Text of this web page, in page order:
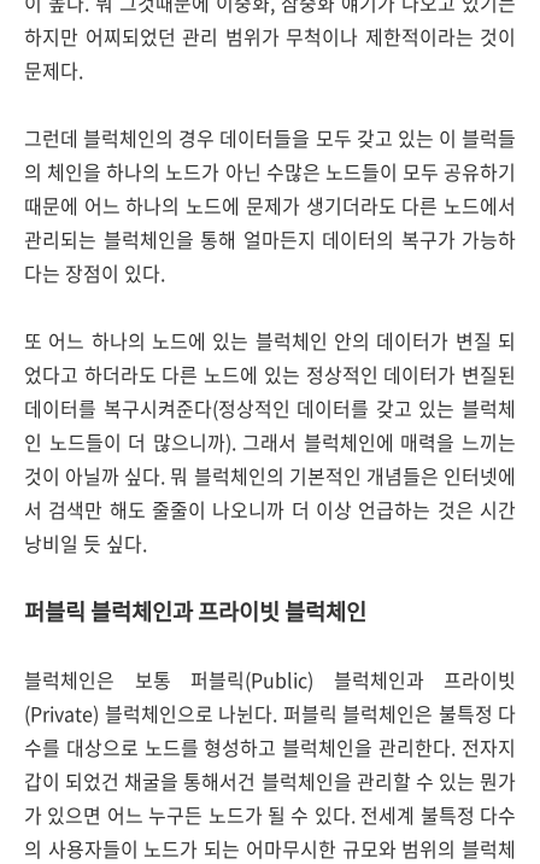
하지만 어찌되었던 관리 범위가 무척이나 제한적이라는 것이
문제다.
그런데 블럭체인의 경우 데이터들을 모두 갖고 있는 이 블럭들
의 체인을 하나의 노드가 아닌 수많은 노드들이 모두 공유하기
때문에 어느 하나의 노드에 문제가 생기더라도 다른 노드에서
관리되는 블럭체인을 통해 얼마든지 데이터의 복구가 가능하
다는 장점이 있다.
또 어느 하나의 노드에 있는 블럭체인 안의 데이터가 변질 되
었다고 하더라도 다른 노드에 있는 정상적인 데이터가 변질된
데이터를 복구시켜준다(정상적인 데이터를 갖고 있는 블럭체
인 노드들이 더 많으니까). 그래서 블럭체인에 매력을 느끼는
것이 아닐까 싶다. 뭐 블럭체인의 기본적인 개념들은 인터넷에
서 검색만 해도 줄줄이 나오니까 더 이상 언급하는 것은 시간
낭비일 듯 싶다.
퍼블릭 블럭체인과 프라이빗 블럭체인
블럭체인은 보통 퍼블릭(Public) 블럭체인과 프라이빗
(Private) 블럭체인으로 나뉜다. 퍼블릭 블럭체인은 불특정 다
수를 대상으로 노드를 형성하고 블럭체인을 관리한다. 전자지
갑이 되었건 채굴을 통해서건 블럭체인을 관리할 수 있는 뭔가
가 있으면 어느 누구든 노드가 될 수 있다. 전세계 불특정 다수
의 사용자들이 노드가 되는 어마무시한 규모와 범위의 블럭체